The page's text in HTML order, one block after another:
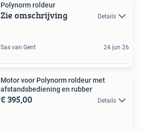
Polynorm roldeur
Zie omschrijving Details
Sas van Gent 24 jun 26
Motor voor Polynorm roldeur met
afstandsbediening en rubber
€ 395,00 Details